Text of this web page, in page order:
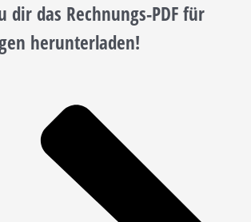
dir das Rechnungs-PDF für
herunterladen!